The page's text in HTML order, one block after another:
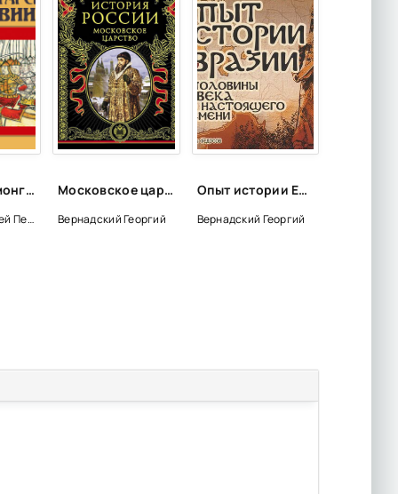
Рассказы о монголо-татарском нашествии - Сергей Петрович Алексеев, Валентина Алексеева
Алексеев Сергей Петрович
Московское царство - Георгий Вернадский
Вернадский Георгий
Опыт истории Евразии с половины VI века до настоящего времени - Георгий Вернадский
Вернадский Георгий